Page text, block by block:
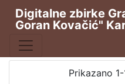
Publikacija
Karlovački tjednik
49
Digitalne zbirke
Goran Kovačić"
Prikazano